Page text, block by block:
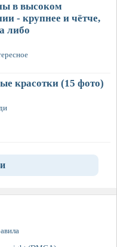
в высоком
- крупнее и чётче,
либо
красотки (15 фото)